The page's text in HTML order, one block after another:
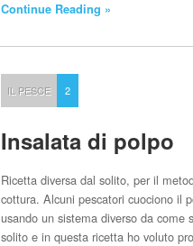
Continue Reading »
IL PESCE 2
Insalata di polpo
Ricetta diversa dal solito, per il
cottura. Alcuni pescatori cuociono il
usando un sistema diverso da come
solito e in questa ricetta ho voluto